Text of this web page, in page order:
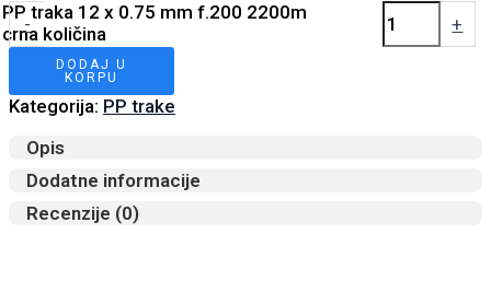
-
PP traka 12 x 0.75 mm f.200 2200m
crna količina
+
DODAJ U
KORPU
Kategorija: PP trake
Opis
Dodatne informacije
Recenzije (0)